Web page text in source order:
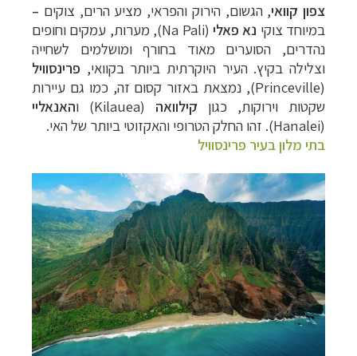
צפון קוואי, הגשום, הירוק והפראי, מציע הרים, צוקים –
במיוחד צוקי נא פאלי (
Na Pali), מערות, עמקים וחופים
נהדרים, הסוערים מאוד בחורף ומושלמים לשחייה
וצלילה בקיץ. העיר היוקרתית ביותר בקוואי, פרינסוויל
(Princeville), נמצאת באזור קסום זה, כמו גם עיירות
שקטות וירוקות, כגון קילוואה (
Kilauea) והאנאליי
(
Hanalei). זהו החלק הטרופי והאקזוטי ביותר של האי.
בתי מלון בעיר פרינסוויל